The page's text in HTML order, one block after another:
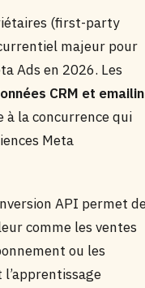
(first-party
majeur pour
Ads en 2026. Les
CRM et
à la concurrence qui
Meta
API permet
comme les ventes
ou les